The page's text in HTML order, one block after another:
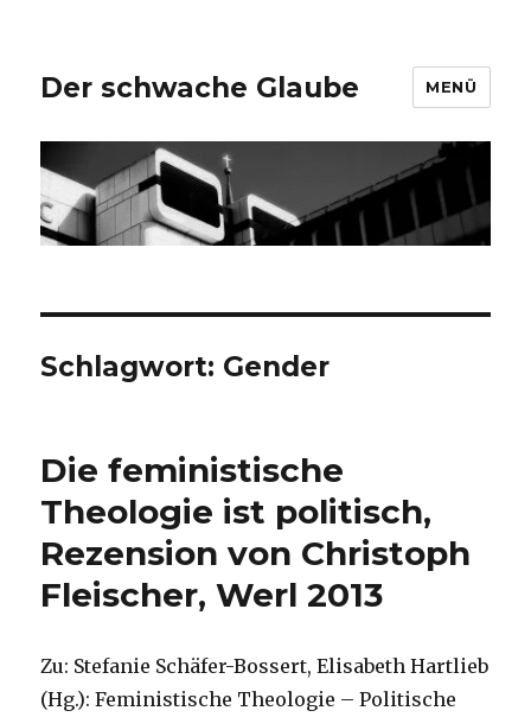
Der schwache Glaube MENÜ
Schlagwort: Gender
Die feministische
Theologie ist politisch,
Rezension von Christoph
Fleischer, Werl 2013
Zu: Stefanie Schäfer-Bossert, Elisabeth Hartlieb
(Hg.): Feministische Theologie – Politische